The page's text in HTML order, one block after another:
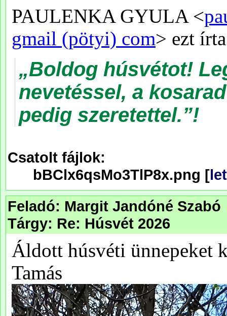
Csatolt fájlok:
bBClx6qsMo3TlP8x.png [
Feladó: Margit Jandóné Szabó
Tárgy: Re: Húsvét 2026